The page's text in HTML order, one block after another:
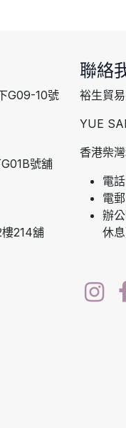
聯絡
裕生貿
YUE
香港柴
電
電
辦
休
G09-10號
號舖
214舖